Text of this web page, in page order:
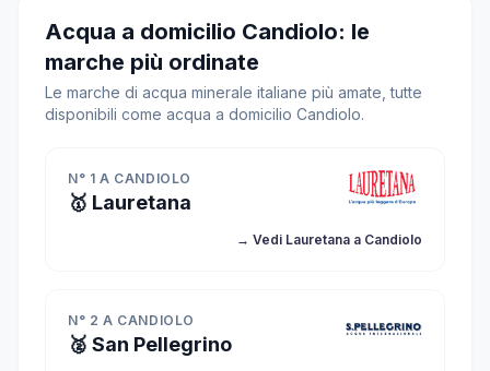
Acqua a domicilio Candiolo: le
marche più ordinate
Le marche di acqua minerale italiane più amate, tutte
disponibili come acqua a domicilio Candiolo.
N° 1 A CANDIOLO
🥇 Lauretana
→ Vedi Lauretana a Candiolo
N° 2 A CANDIOLO
🥈 San Pellegrino